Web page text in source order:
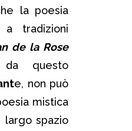
la poesia
a tradizioni
de la Rose
questo
e, non può
mistica
largo spazio